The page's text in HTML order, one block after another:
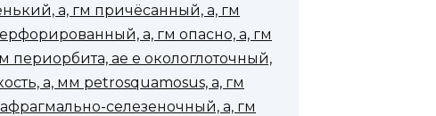
а, гм причёсанный, а, гм
а, гм опасно, а, гм
ае е окологлоточный,
а, мм petrosquamosus, а, гм
селезеночный, а, гм